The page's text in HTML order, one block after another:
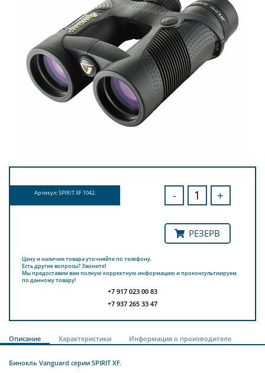
Артикул: SPIRIT XF 1042. - +
РЕЗЕРВ
Цену и наличие товара уточняйте по телефону.
Есть другие вопросы? Звоните!
Мы предоставим вам полную корректную информацию и проконсультиируем
по данному товару!
+7 917 023 00 83
+7 937 265 33 47
Описание Характеристики Информация о производителе
Бинокль Vanguard серии SPIRIT XF.